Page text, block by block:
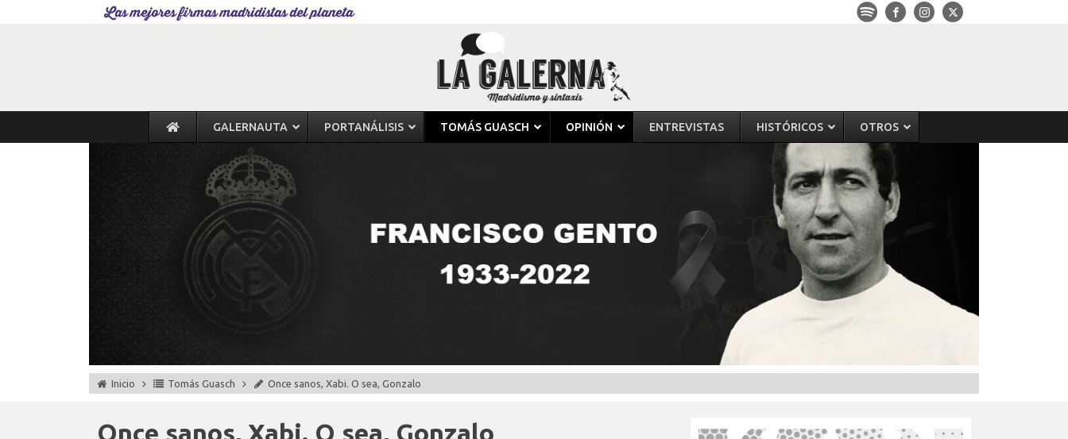
Las mejores firmas madridistas del planeta
GALERNAUTA PORTANÁLISIS TOMÁS GUASCH OPINIÓN ENTREVISTAS HISTÓRICOS OTROS
Inicio Tomás Guasch Once sanos, Xabi. O sea, Gonzalo
Once sanos, Xabi. O sea, Gonzalo